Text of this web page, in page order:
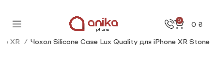
0 0 ₴
XR Чохол Silicone Сase Lux Quality для iPhone XR Stone